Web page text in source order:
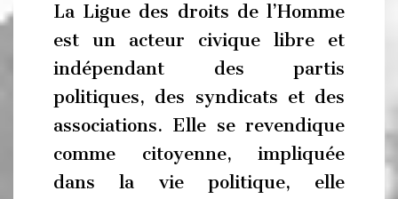
La Ligue des droits de l’Homme
est un acteur civique libre et
indépendant des partis
politiques, des syndicats et des
associations. Elle se revendique
comme citoyenne, impliquée
dans la vie politique, elle